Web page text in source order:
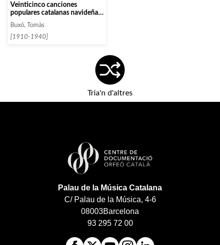
Veinticinco canciones
populares catalanas navideñas.
Buxó, Tomàs
[1910-1940]
Tria'n d'altres
Palau de la Música Catalana
C/ Palau de la Música, 4-6
08003Barcelona
93 295 72 00